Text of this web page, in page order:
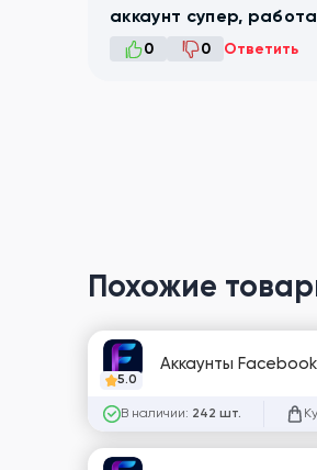
аккаунт супер,
0 0 Ответить
Похожие
5.0
В наличии: 242 шт.